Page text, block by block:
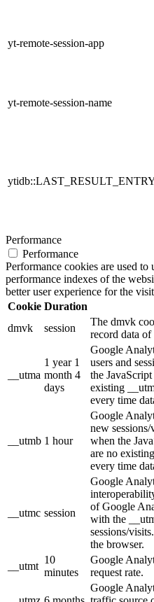
yt-remote-session-app
yt-remote-session-name
Performance
Performance
Performance cookies are used to
performance indexes of the
better user experience for the
Cookie Duration
dmvk
session
The dmvk
record data
__utma
1 year 1
month 4
days
Google
users and
the
existing
every time
__utmb 1 hour
Google
new
when the
are no
every time
__utmc session
Google
of Google
with the
sessions/
the browser.
__utmt
10
minutes
Google
request rate.
Google